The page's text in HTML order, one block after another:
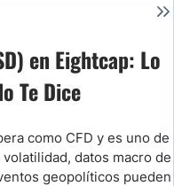
en Eightcap: Lo
Te Dice
como CFD y es uno de
datos macro de
geopolíticos pueden